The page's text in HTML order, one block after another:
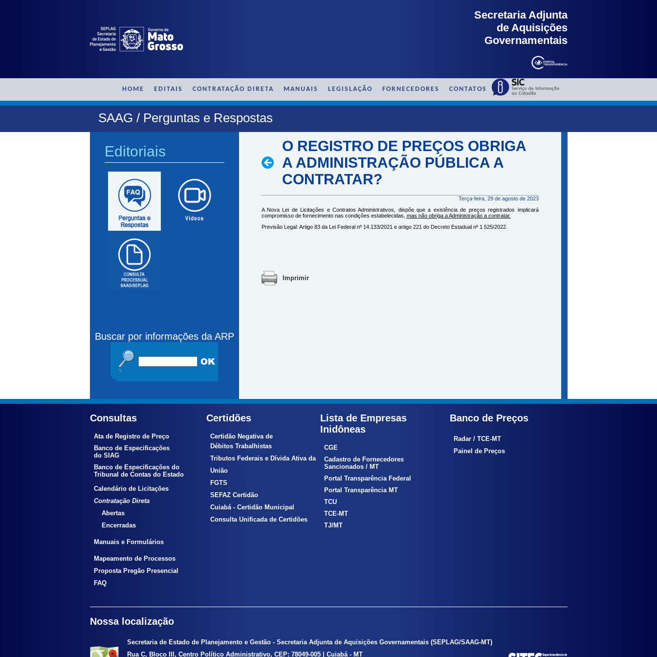
Secretaria Adjunta
de Aquisições
Governamentais
HOME EDITAIS CONTRATAÇÃO DIRETA MANUAIS LEGISLAÇÃO FORNECEDORES CONTATOS
SAAG / Perguntas e Respostas
Editoriais
Buscar por informações da ARP
O REGISTRO DE PREÇOS OBRIGA
A ADMINISTRAÇÃO PÚBLICA A
CONTRATAR?
Terça-feira, 29 de agosto de 2023
A Nova Lei de Licitações e Contratos Administrativos, dispõe que a existência de preços registrados implicará
compromisso de fornecimento nas condições estabelecidas, mas não obriga a Administração a contratar.
Previsão Legal: Artigo 83 da Lei Federal nº 14.133/2021 e artigo 221 do Decreto Estadual nº 1.525/2022.
Imprimir
Consultas
Ata de Registro de Preço
Banco de Especificações
do SIAG
Banco de Especificações do
Tribunal de Contas do Estado
Calendário de Licitações
Contratação Direta
Abertas
Encerradas
Manuais e Formulários
Mapeamento de Processos
Proposta Pregão Presencial
FAQ
Certidões
Certidão Negativa de
Débitos Trabalhistas
Tributos Federais e Dívida Ativa da
União
FGTS
SEFAZ Certidão
Cuiabá - Certidão Municipal
Consulta Unificada de Certidões
Lista de Empresas
Inidôneas
CGE
Cadastro de Fornecedores
Sancionados / MT
Portal Transparência Federal
Portal Transparência MT
TCU
TCE-MT
TJ/MT
Banco de Preços
Radar / TCE-MT
Painel de Preços
Nossa localização
Secretaria de Estado de Planejamento e Gestão - Secretaria Adjunta de Aquisições Governamentais (SEPLAG/SAAG-MT)
Rua C, Bloco III, Centro Político Administrativo, CEP: 78049-005 | Cuiabá - MT